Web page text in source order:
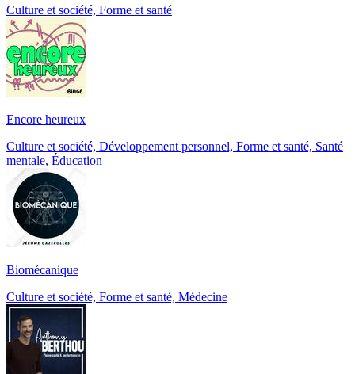
Culture et société, Forme et santé
Encore heureux
Culture et société, Développement personnel, Forme et santé, Santé
mentale, Éducation
Biomécanique
Culture et société, Forme et santé, Médecine